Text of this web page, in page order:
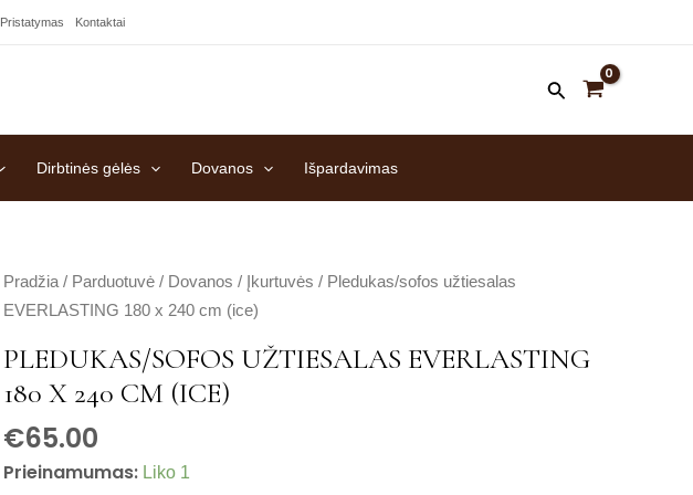
Pristatymas Kontaktai
Dirbtinės gėlės Dovanos Išpardavimas
Pradžia / Parduotuvė / Dovanos / Įkurtuvės / Pledukas/sofos užtiesalas
EVERLASTING 180 x 240 cm (ice)
PLEDUKAS/SOFOS UŽTIESALAS EVERLASTING
180 X 240 CM (ICE)
€65.00
Prieinamumas: Liko 1
produkto
kiekis:
užtiesalas
EVERLASTING
180
x
240